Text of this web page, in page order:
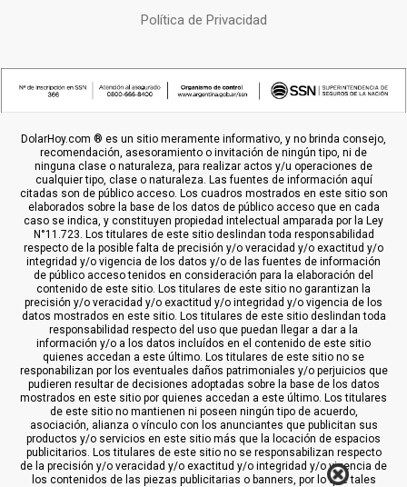
Política de Privacidad
DolarHoy.com ® es un sitio meramente informativo, y no brinda consejo,
recomendación, asesoramiento o invitación de ningún tipo, ni de
ninguna clase o naturaleza, para realizar actos y/u operaciones de
cualquier tipo, clase o naturaleza. Las fuentes de información aquí
citadas son de público acceso. Los cuadros mostrados en este sitio son
elaborados sobre la base de los datos de público acceso que en cada
caso se indica, y constituyen propiedad intelectual amparada por la Ley
N°11.723. Los titulares de este sitio deslindan toda responsabilidad
respecto de la posible falta de precisión y/o veracidad y/o exactitud y/o
integridad y/o vigencia de los datos y/o de las fuentes de información
de público acceso tenidos en consideración para la elaboración del
contenido de este sitio. Los titulares de este sitio no garantizan la
precisión y/o veracidad y/o exactitud y/o integridad y/o vigencia de los
datos mostrados en este sitio. Los titulares de este sitio deslindan toda
responsabilidad respecto del uso que puedan llegar a dar a la
información y/o a los datos incluídos en el contenido de este sitio
quienes accedan a este último. Los titulares de este sitio no se
responabilizan por los eventuales daños patrimoniales y/o perjuicios que
pudieren resultar de decisiones adoptadas sobre la base de los datos
mostrados en este sitio por quienes accedan a este último. Los titulares
de este sitio no mantienen ni poseen ningún tipo de acuerdo,
asociación, alianza o vínculo con los anunciantes que publicitan sus
productos y/o servicios en este sitio más que la locación de espacios
publicitarios. Los titulares de este sitio no se responsabilizan respecto
de la precisión y/o veracidad y/o exactitud y/o integridad y/o vigencia de
los contenidos de las piezas publicitarias o banners, por lo que tales